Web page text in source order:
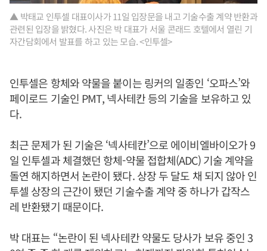
▲ 박태교 인투셀 대표이사가 11일 입장문을 내고 기술수출 계약 반환과
관련된 입장을 밝혔다. 사진은 박 대표가 서울 콘래드 호텔에서 열린 기
자간담회에서 발표를 하고 있는 모습. <인투셀>
인투셀은 항체와 약물을 붙이는 링커의 일종인 ‘오파스’와
페이로드 기술인 PMT, 넥사테칸 등의 기술을 보유하고 있
다.
최근 문제가 된 기술은 ‘넥사테칸’으로 에이비엘바이오가 9
일 인투셀과 체결했던 항체-약물 접합체(ADC) 기술 계약을
돌연 해지하면서 논란이 됐다. 상장 두 달도 채 되지 않아 인
투셀 상장의 근간이 됐던 기술수출 계약 중 하나가 갑작스
레 반환됐기 때문이다.
박 대표는 “논란이 된 넥사테칸 약물도 당사가 보유 중인 3